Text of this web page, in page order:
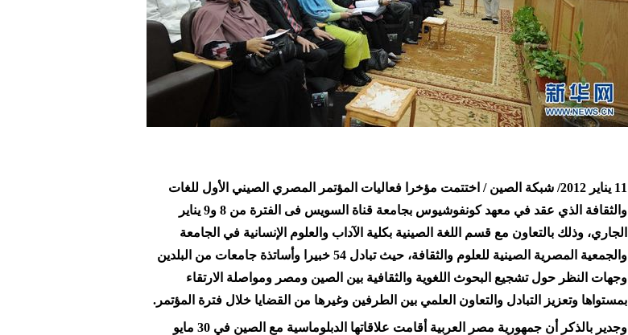
11 يناير 2012/ شبكة الصين / اختتمت مؤخرا فعاليات المؤتمر المصري الصيني الأول للغات
والثقافة الذي عقد في معهد كونفوشيوس بجامعة قناة السويس فى الفترة من 8 و9 يناير
الجاري، وذلك بالتعاون مع قسم اللغة الصينية بكلية الآداب والعلوم الإنسانية في الجامعة
والجمعية المصرية الصينية للعلوم والثقافة، حيث تبادل 54 خبيرا وأساتذة جامعات من البلدين
وجهات النظر حول تشجيع البحوث اللغوية والثقافية بين الصين ومصر ومواصلة الارتقاء
بمستواها وتعزيز التبادل والتعاون العلمي بين الطرفين وغيرها من القضايا خلال فترة المؤتمر.
وجدير بالذكر أن جمهورية مصر العربية أقامت علاقاتها الدبلوماسية مع الصين في 30 مايو